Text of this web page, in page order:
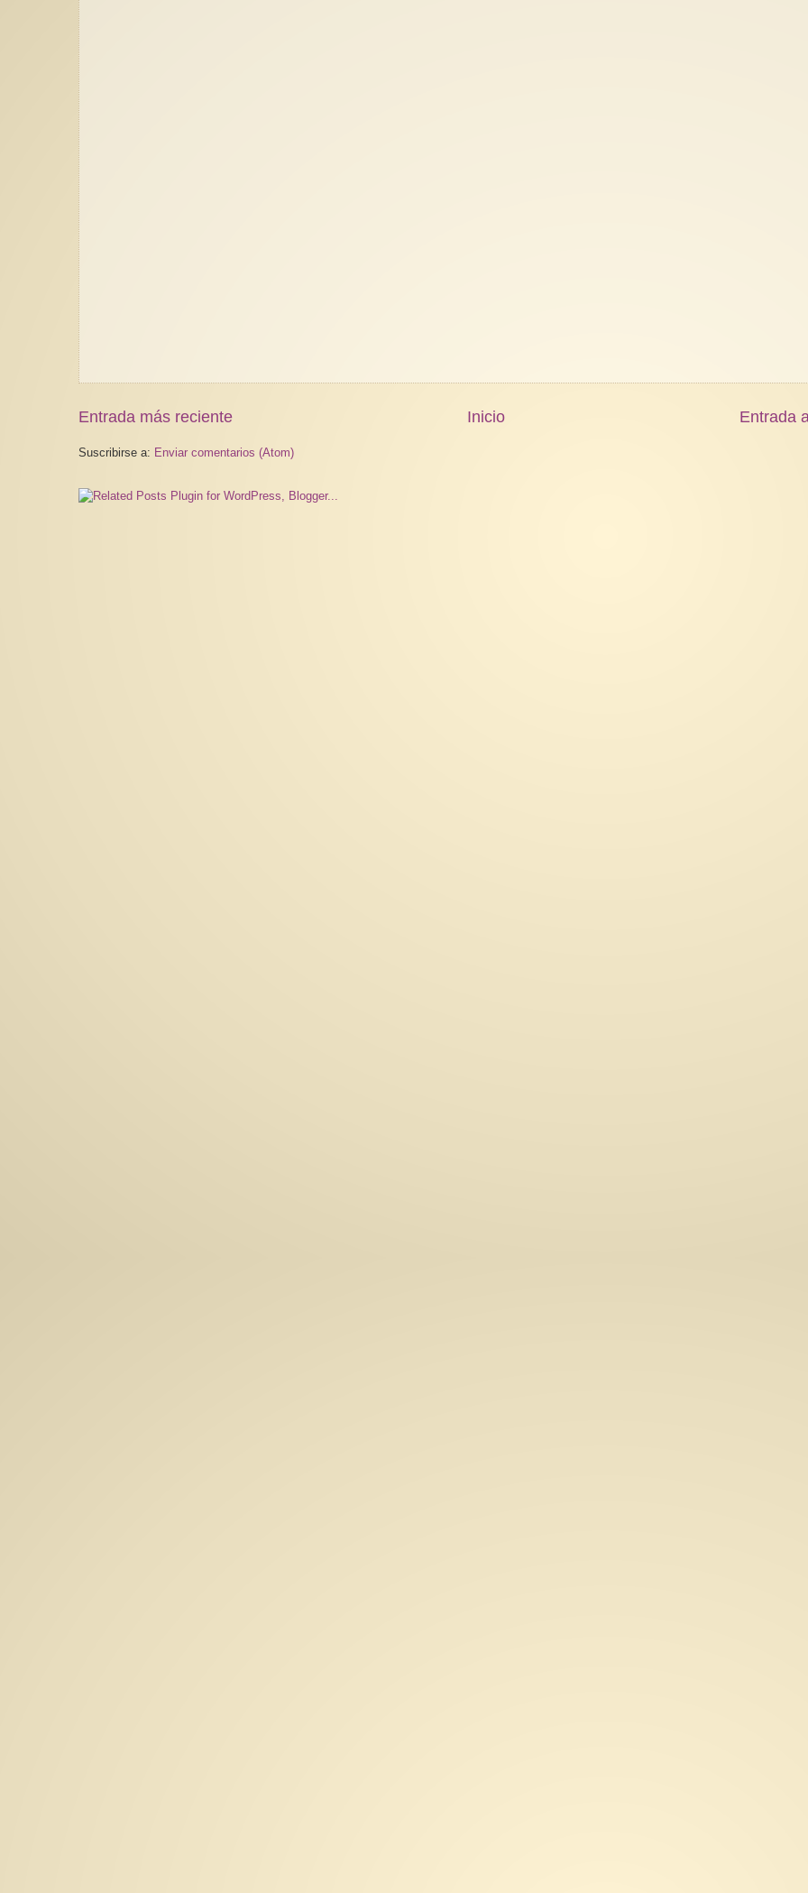
Entrada más reciente Entrada
Inicio
Suscribirse a: Enviar comentarios (Atom)